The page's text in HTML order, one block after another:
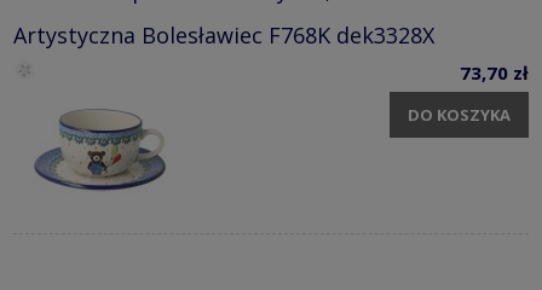
Artystyczna Bolesławiec F768K dek3328X
73,70 zł
DO KOSZYKA